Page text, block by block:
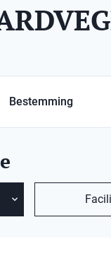
Bestemming